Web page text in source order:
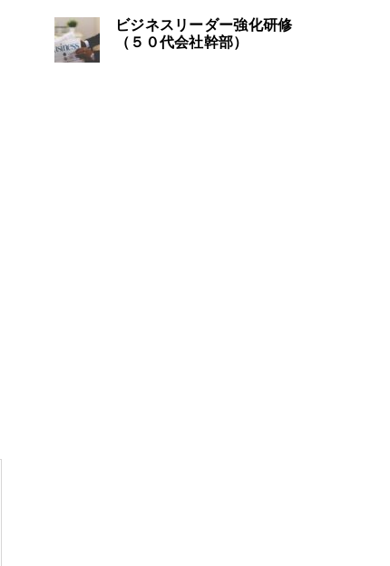
ビジネスリーダー強化研修
（５０代会社幹部）